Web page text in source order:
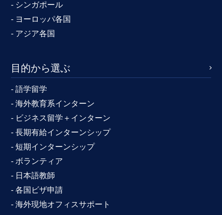
- シンガポール
- ヨーロッパ各国
- アジア各国
目的から選ぶ
- 語学留学
- 海外教育系インターン
- ビジネス留学＋インターン
- 長期有給インターンシップ
- 短期インターンシップ
- ボランティア
- 日本語教師
- 各国ビザ申請
- 海外現地オフィスサポート